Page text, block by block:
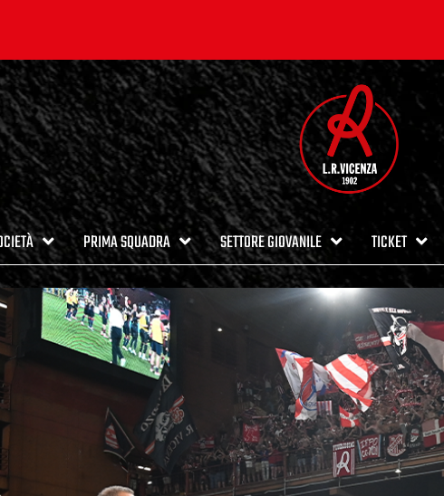
PRIMA SQUADRA SETTORE GIOVANILE TICKET